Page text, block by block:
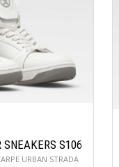
S106
URBAN STRADA